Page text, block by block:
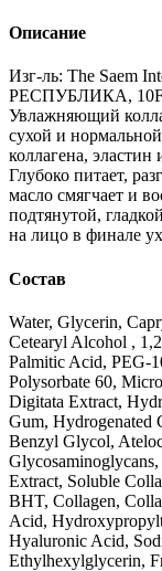
Описание
Изг-ль: The Saem
РЕСПУБЛИКА, 10F,
Увлажняющий
сухой и
коллагена,
Глубоко питает,
масло смягчает и
подтянутой,
на лицо в финале
Состав
Water, Glycerin,
Cetearyl Alcohol ,
Palmitic Acid, PEG-
Polysorbate 60,
Digitata Extract,
Gum, Hydrogenated
Benzyl Glycol,
Extract, Soluble
BHT, Collagen,
Acid,
Hyaluronic Acid,
Ethylhexylglycerin,